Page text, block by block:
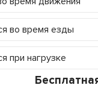
во время езды
при нагрузке